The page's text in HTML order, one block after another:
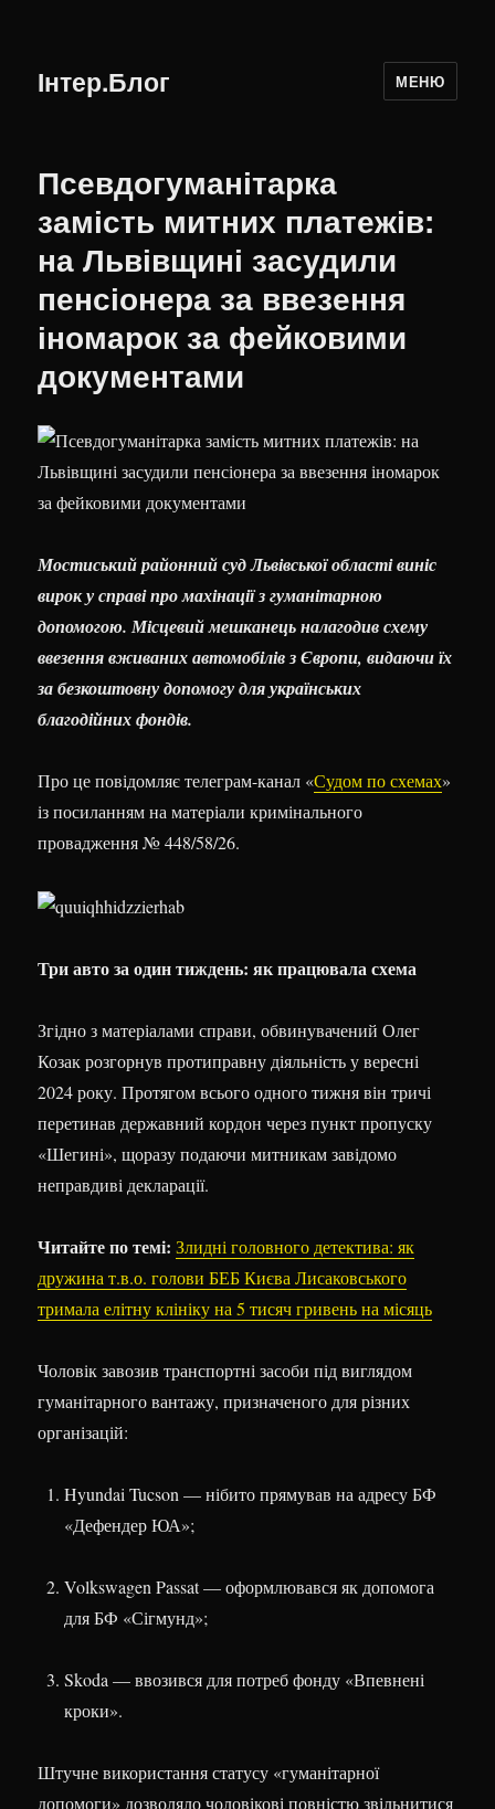
Інтер.Блог МЕНЮ
Псевдогуманітарка
замість митних платежів:
на Львівщині засудили
пенсіонера за ввезення
іномарок за фейковими
документами
Мостиський районний суд Львівської області виніс
вирок у справі про махінації з гуманітарною
допомогою. Місцевий мешканець налагодив схему
ввезення вживаних автомобілів з Європи, видаючи їх
за безкоштовну допомогу для українських
благодійних фондів.
Про це повідомляє телеграм-канал «Судом по схемах»
із посиланням на матеріали кримінального
провадження № 448/58/26.
Три авто за один тиждень: як працювала схема
Згідно з матеріалами справи, обвинувачений Олег
Козак розгорнув протиправну діяльність у вересні
2024 року. Протягом всього одного тижня він тричі
перетинав державний кордон через пункт пропуску
«Шегині», щоразу подаючи митникам завідомо
неправдиві декларації.
Читайте по темі: Злидні головного детектива: як
дружина т.в.о. голови БЕБ Києва Лисаковського
тримала елітну клініку на 5 тисяч гривень на місяць
Чоловік завозив транспортні засоби під виглядом
гуманітарного вантажу, призначеного для різних
організацій:
Hyundai Tucson — нібито прямував на адресу БФ
«Дефендер ЮА»;
Volkswagen Passat — оформлювався як допомога
для БФ «Сігмунд»;
Skoda — ввозився для потреб фонду «Впевнені
кроки».
Штучне використання статусу «гуманітарної
допомоги» дозволяло чоловікові повністю звільнитися